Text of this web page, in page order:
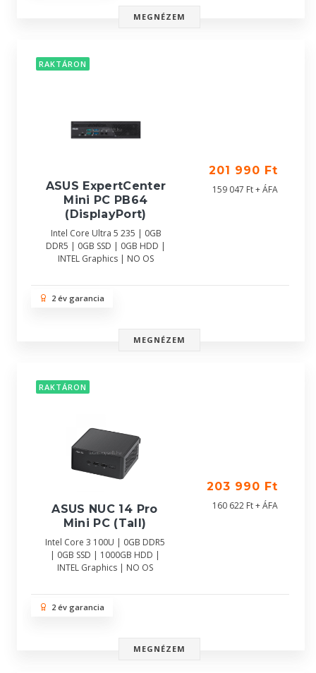
MEGNÉZEM
RAKTÁRON
ASUS ExpertCenter
Mini PC PB64
(DisplayPort)
Intel Core Ultra 5 235 | 0GB
DDR5 | 0GB SSD | 0GB HDD |
INTEL Graphics | NO OS
201 990 Ft
159 047 Ft + ÁFA
2 év garancia
MEGNÉZEM
RAKTÁRON
ASUS NUC 14 Pro
Mini PC (Tall)
Intel Core 3 100U | 0GB DDR5
| 0GB SSD | 1000GB HDD |
INTEL Graphics | NO OS
203 990 Ft
160 622 Ft + ÁFA
2 év garancia
MEGNÉZEM